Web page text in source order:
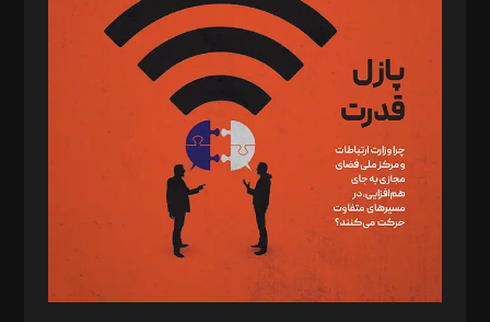
د‌بیر تحریریه آنلاین: بابک نقاش
تحریریه‌: مجتبی محمود‌ی، آرش برهمند، یسنا امان‌پور، سروش کرمیان،
مصطفی مسجدی آرانی، ابوالفضل رجبی، زهرا فکرانه، فائزه فتحی
رستمی،مصطفی باستان
ویرایش: نگار استاد‌‌آقا
طراح یونیفرم: مجید توکلی
فیلمبرداری و عکاسی: امیر شفیعی، مانی لطفی زاده
گرافیک و صفحه‌آرایی: سید‌سبحان‌علی ثابت
مد‌یر توسعه تجاری: کامبیز برید‌
امور مالی: شاپور رهبری، محمد‌ کاظمی‌نیا